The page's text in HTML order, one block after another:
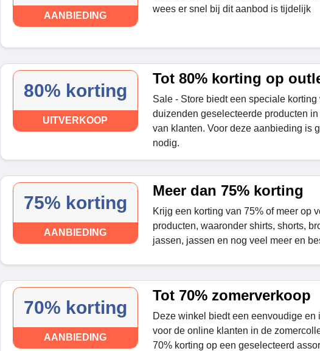
AANBIEDING
wees er snel bij dit aanbod is tijdelijk
80% korting
UITVERKOOP
Tot 80% korting op
Sale - Store biedt een speciale korting
duizenden geselecteerde producten
van klanten. Voor deze aanbieding is
nodig.
75% korting
AANBIEDING
Meer dan 75% korting
Krijg een korting van 75% of meer op
producten, waaronder shirts, shorts,
jassen, jassen en nog veel meer en
70% korting
AANBIEDING
Tot 70% zomerverkoop
Deze winkel biedt een eenvoudige en
voor de online klanten in de
70% korting op een geselecteerd